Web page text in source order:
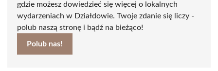
gdzie możesz dowiedzieć się więcej o lokalnych
wydarzeniach w Działdowie. Twoje zdanie się liczy -
polub naszą stronę i bądź na bieżąco!
Polub nas!